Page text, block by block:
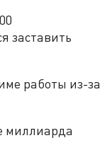
заставить
работы из-за
миллиарда